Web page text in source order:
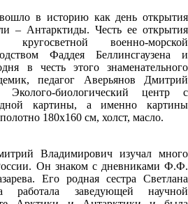
в историю как день открытия
– Антарктиды. Честь ее открытия
кругосветной военно-морской
Фаддея Беллинсгаузена и
в честь этого знаменательного
педагог Аверьянов Дмитрий
Эколого-биологический центр с
картины, а именно картины
180х160 см, холст, масло.
Владимирович изучал много
Он знаком с дневниками Ф.Ф.
Его родная сестра Светлана
работала заведующей научной